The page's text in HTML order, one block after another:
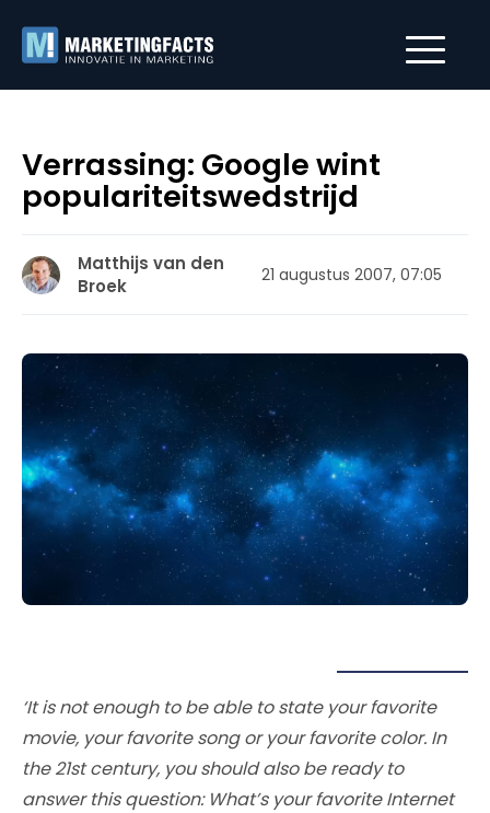
Verrassing: Google wint
populariteitswedstrijd
Matthijs van den
Broek
21 augustus 2007, 07:05
‘It is not enough to be able to state your favorite
movie, your favorite song or your favorite color. In
the 21st century, you should also be ready to
answer this question: What’s your favorite Internet